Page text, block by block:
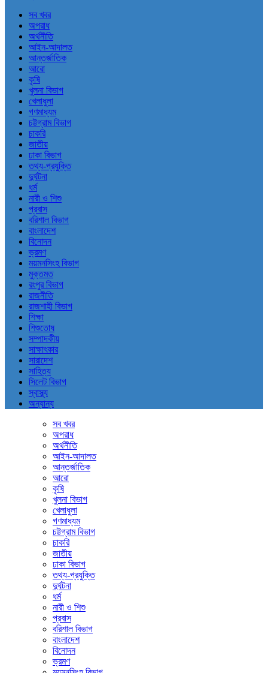
সব খবর
অপরাধ
অর্থনীতি
আইন-আদালত
আন্তর্জাতিক
আরো
কৃষি
খুলনা বিভাগ
খেলাধুলা
গণমাধ্যম
চট্টগ্রাম বিভাগ
চাকরি
জাতীয়
ঢাকা বিভাগ
তথ্য-প্রযুক্তি
দুর্ঘটনা
ধর্ম
নারী ও শিশু
প্রবাস
বরিশাল বিভাগ
বাংলাদেশ
বিনোদন
ভ্রমণ
ময়মনসিংহ বিভাগ
মুক্তমত
রংপুর বিভাগ
রাজনীতি
রাজশাহী বিভাগ
শিক্ষা
শিশুতোষ
সম্পাদকীয়
সাক্ষাৎকার
সারাদেশ
সাহিত্য
সিলেট বিভাগ
স্বাস্থ্য
অন্যান্য
সব খবর
অপরাধ
অর্থনীতি
আইন-আদালত
আন্তর্জাতিক
আরো
কৃষি
খুলনা বিভাগ
খেলাধুলা
গণমাধ্যম
চট্টগ্রাম বিভাগ
চাকরি
জাতীয়
ঢাকা বিভাগ
তথ্য-প্রযুক্তি
দুর্ঘটনা
ধর্ম
নারী ও শিশু
প্রবাস
বরিশাল বিভাগ
বাংলাদেশ
বিনোদন
ভ্রমণ